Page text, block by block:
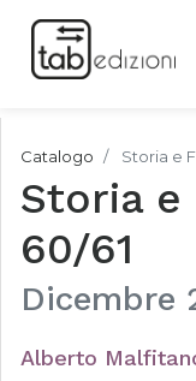
Catalogo Storia e
Storia
60/61
Dicembre
Alberto